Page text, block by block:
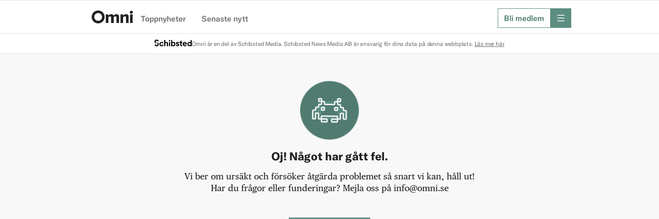
Toppnyheter Senaste nytt Bli medlem meny
Omni är en del av Schibsted Media. Schibsted News Media AB är ansvarig för dina data på denna webbplats. Läs mer här
Oj! Något har gått fel.
Vi ber om ursäkt och försöker åtgärda problemet så snart vi kan, håll ut!
Har du frågor eller funderingar? Mejla oss på info@omni.se